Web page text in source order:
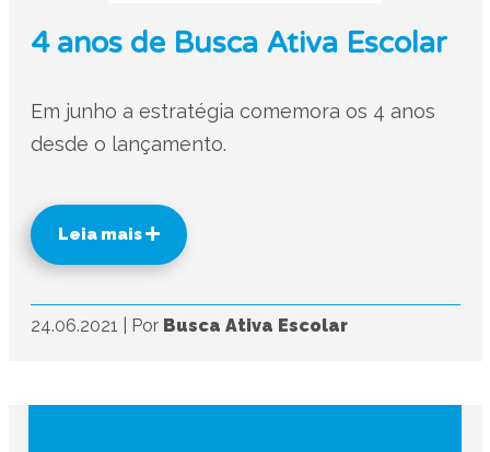
4 anos de Busca Ativa Escolar
Em junho a estratégia comemora os 4 anos
desde o lançamento.
Leia mais
24.06.2021 Por Busca Ativa Escolar